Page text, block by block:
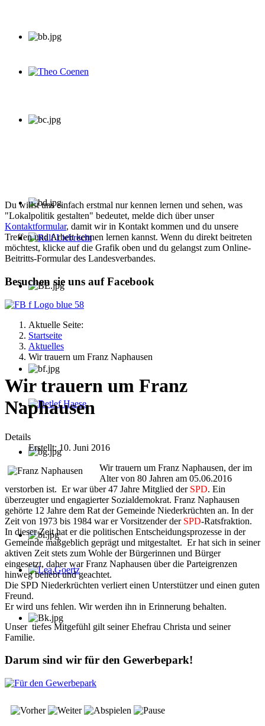
Ralf Liebrecht
Detlef Haese
Lea Goertz
Du willst uns einfach erstmal nur kennen lernen und sehen, was
"Lokalpolitik gestalten" bedeutet, melde dich über unser
Kontaktformular, damit wir in Kontakt kommen und du unsere
Treffen und Arbeit kennen lernen kannst. Wenn du direkt beitreten
möchtest, klicke auf die Grafik oben und du gelangst zum Online-
Beitritts-Formular des Landesverbandes.
Besuchen sie uns auf Facebook
Aktuelle Seite:
Startseite
Aktuelles
Wir trauern um Franz Naphausen
Wir trauern um Franz
Naphausen
Details
Erstellt: 10. Juni 2016
Wir trauern um Franz Naphausen, der im
Alter von 80 Jahren am 05.06.2016
verstorben ist. Er war über 47 Jahre Mitglied der SPD. Ein
überzeugter und engagierter Sozialdemokrat. Franz Naphausen
gehörte 12 Jahre dem Rat der Gemeinde Niederkrüchten an. In der
Zeit von 1973 bis 1984 war er Vorsitzender der SPD-Ratsfraktion.
In dieser Zeit hat er die politischen Entscheidungsprozesse in der
Gemeinde maßgeblich geprägt und mitgestaltet. Er hat sich in seiner
aktiven Zeit stets zum Wohle der Bürgerinnen und Bürger
eingesetzt, daher war Franz Naphausen über die Parteigrenzen
hinweg beliebt und geachtet.
Die SPD Niederkrüchten verliert einen Unterstützer und einen guten
Freund.
Er wird uns fehlen. Wir werden ihn in Erinnerung behalten.
Unser tiefes Mitgefühl gilt seiner Ehefrau Christa und seiner
Familie.
Darum sind wir für den Gewerbepark!